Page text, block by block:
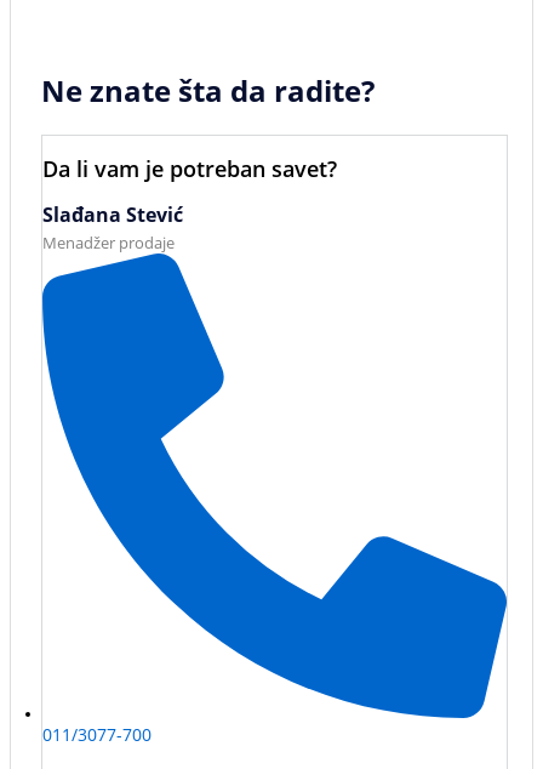
Ne znate šta da radite?
Da li vam je potreban savet?
Slađana Stević
Menadžer prodaje
011/3077-700